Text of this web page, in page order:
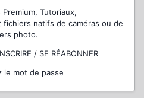
Tutoriaux,
fichiers natifs de caméras ou de
photo.
/ SE RÉABONNER
le mot de passe